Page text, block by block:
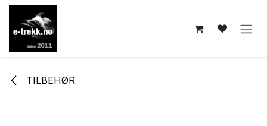
Skip to Content
TILBEHØR